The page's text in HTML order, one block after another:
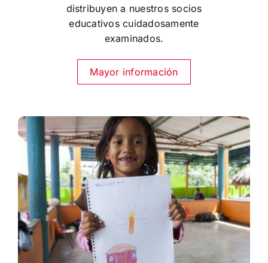
distribuyen a nuestros socios
educativos cuidadosamente
examinados.
Mayor información